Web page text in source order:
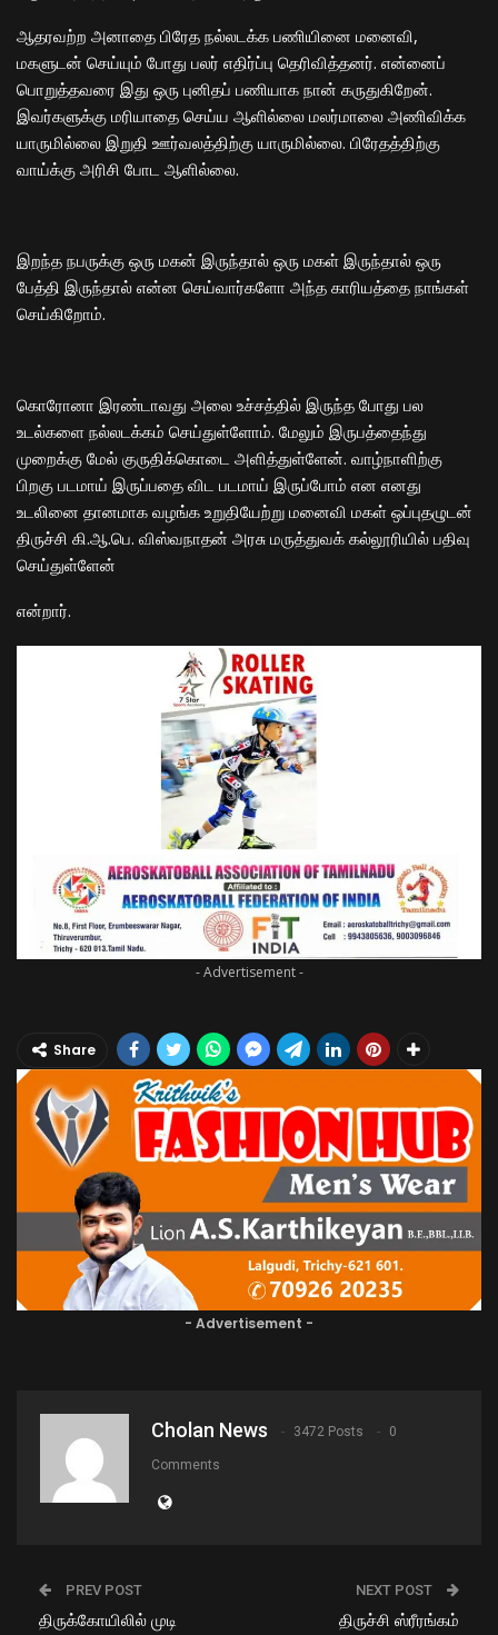
ஆதரவற்ற அனாதை பிரேத நல்லடக்க பணியினை மனைவி,
மகளுடன் செய்யும் போது பலர் எதிர்ப்பு தெரிவித்தனர். என்னைப்
பொறுத்தவரை இது ஒரு புனிதப் பணியாக நான் கருதுகிறேன்.
இவர்களுக்கு மரியாதை செய்ய ஆளில்லை மலர்மாலை அணிவிக்க
யாருமில்லை இறுதி ஊர்வலத்திற்கு யாருமில்லை. பிரேதத்திற்கு
வாய்க்கு அரிசி போட ஆளில்லை.
இறந்த நபருக்கு ஒரு மகன் இருந்தால் ஒரு மகள் இருந்தால் ஒரு
பேத்தி இருந்தால் என்ன செய்வார்களோ அந்த காரியத்தை நாங்கள்
செய்கிறோம்.
கொரோனா இரண்டாவது அலை உச்சத்தில் இருந்த போது பல
உடல்களை நல்லடக்கம் செய்துள்ளோம். மேலும் இருபத்தைந்து
முறைக்கு மேல் குருதிக்கொடை அளித்துள்ளேன். வாழ்நாளிற்கு
பிறகு படமாய் இருப்பதை விட படமாய் இருப்போம் என எனது
உடலினை தானமாக வழங்க உறுதியேற்று மனைவி மகள் ஒப்புதழுடன்
திருச்சி கி.ஆ.பெ. விஸ்வநாதன் அரசு மருத்துவக் கல்லூரியில் பதிவு
செய்துள்ளேன்
என்றார்.
- Advertisement -
Share
- Advertisement -
Cholan News 3472 Posts 0
Comments
PREV POST
திருக்கோயிலில் முடி
NEXT POST
திருச்சி ஸ்ரீரங்கம்